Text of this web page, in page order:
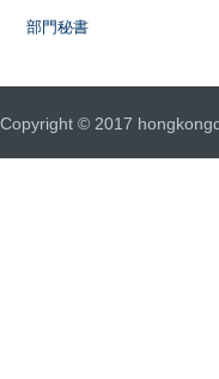
部門秘書
Copyright © 2017